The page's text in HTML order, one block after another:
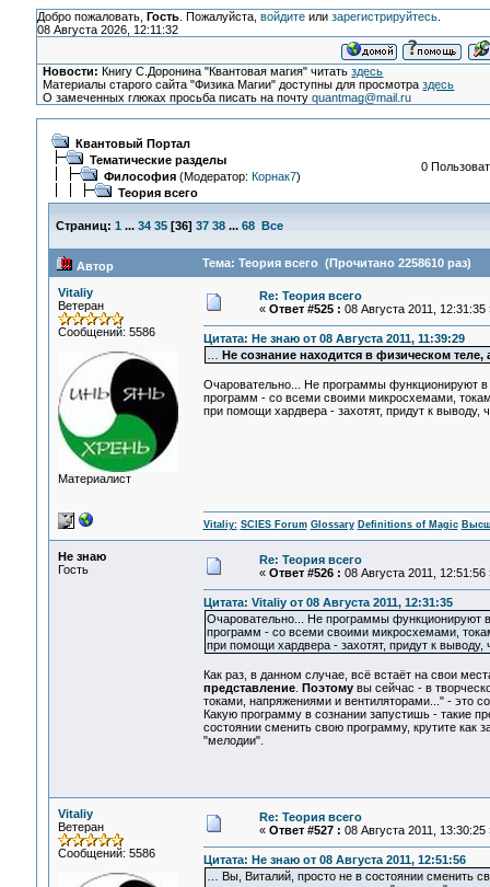
Добро пожаловать, Гость. Пожалуйста, войдитеили зарегистрируйтесь.
08 Августа 2026, 12:11:32
Новости: Книгу С.Доронина "Квантовая магия" читатьздесь
Материалы старого сайта "Физика Магии" доступны для просмотраздесь
О замеченных глюках просьба писать на почтуquantmag@mail.ru
Квантовый Портал
Тематические разделы
Философия(Модератор: Корнак7)
Теория всего
0
Страниц: 1 ... 34 35[36] 37 38 ... 68 Все
Автор Тема: Теория всего (Прочитано 2258610 раз)
Vitaliy
Ветеран
Сообщений: 5586
Материалист
Re: Теория всего
« Ответ #525 : 08 Августа 2011, 12:31:35
Цитата: Не знаю от 08 Августа 2011, 11:39:29
Не сознание находится в физическом
Очаровательно... Не программы функционируют
программ - со всеми своими микросхемами,
при помощи хардвера - захотят, придут к выводу,
Vitaliy: SCIES Forum Glossary Definitions of Magic
Не знаю
Гость
Re: Теория всего
« Ответ #526 : 08 Августа 2011, 12:51:56
Цитата: Vitaliy от 08 Августа 2011, 12:31:35
Очаровательно... Не программы функционируют
программ - со всеми своими микросхемами,
при помощи хардвера - захотят, придут к выводу,
Как раз, в данном случае, всё встаёт на свои
представление. Поэтомувы сейчас - в
токами, напряжениями и вентиляторами..." - это
Какую программу в сознании запустишь - такие
состоянии сменить свою программу, крутите как
"мелодии".
Vitaliy
Ветеран
Сообщений: 5586
Re: Теория всего
« Ответ #527 : 08 Августа 2011, 13:30:25
Цитата: Не знаю от 08 Августа 2011, 12:51:56
… Вы, Виталий, просто не в состоянии сменить